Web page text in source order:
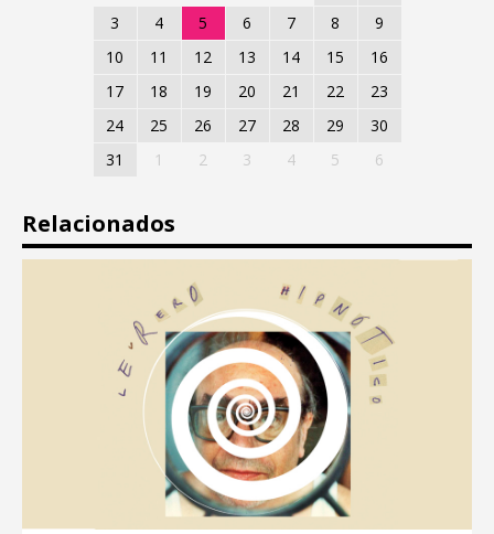
3
4 5 6 7 8
9
10
11 12 13 14 15
16
17
18 19 20 21 22
23
24
25 26 27 28 29
30
31
1 2 3 4 5 6
Relacionados